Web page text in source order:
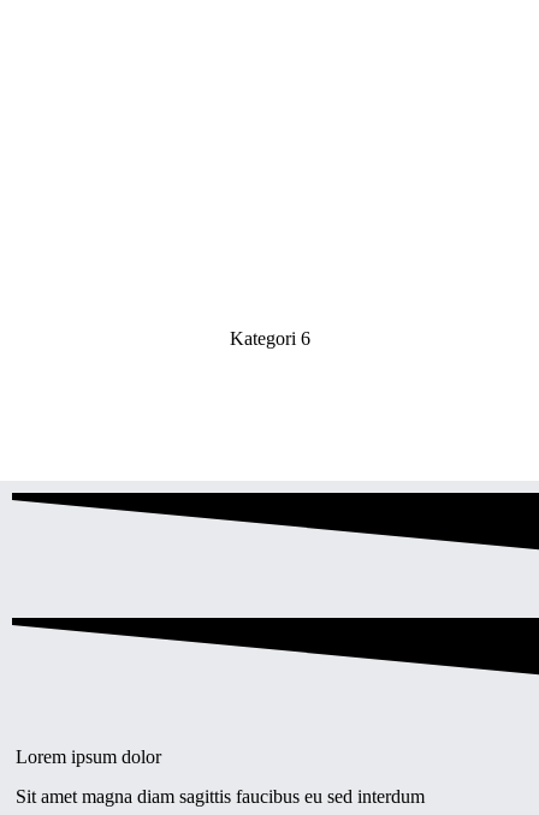
Kategori 6
Lorem ipsum dolor
Sit amet magna diam sagittis faucibus eu sed interdum